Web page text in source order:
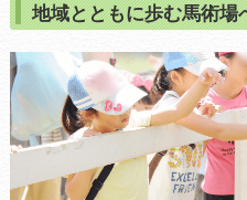
地域とともに歩む馬術場